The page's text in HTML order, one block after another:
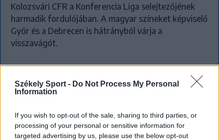
Székely Sport - Do Not Process My Personal
Information
If you wish to opt-out of the sale, sharing to third parties, or
processing of your personal or sensitive information for
targeted advertising by us, please use the below opt-out
Kolozsvári CFR a Konferencia Liga selejtezőjének
harmadik fordulójában. A magyar színeket képviselő
Győr és a Debrecen is hátrányból várja a
visszavágót.